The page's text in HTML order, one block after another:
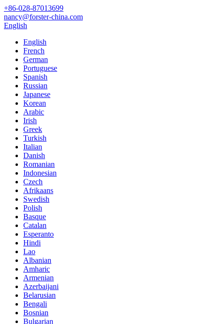
+86-028-87013699
nancy@forster-china.com
English
English
French
German
Portuguese
Spanish
Russian
Japanese
Korean
Arabic
Irish
Greek
Turkish
Italian
Danish
Romanian
Indonesian
Czech
Afrikaans
Swedish
Polish
Basque
Catalan
Esperanto
Hindi
Lao
Albanian
Amharic
Armenian
Azerbaijani
Belarusian
Bengali
Bosnian
Bulgarian